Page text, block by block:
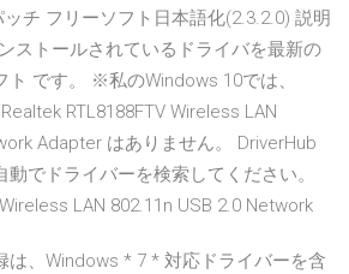
チ フリーソフト日本語化(2.3.2.0) 説明
ストールされているドライバを最新の
ト です。 ※私のWindows 10では、
RTL8188FTV Wireless LAN
Adapter はありません。 DriverHub
でドライバーを検索してください。
LAN 802.11n USB 2.0 Network
は、Windows * 7 * 対応ドライバーを含